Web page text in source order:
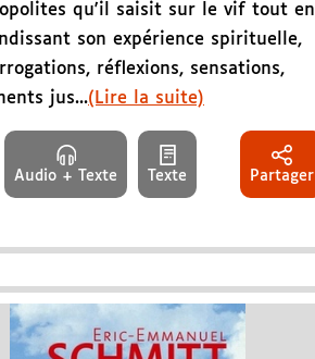
qu'il saisit sur le vif tout en
son expérience spirituelle,
réflexions, sensations,
jus...(Lire la suite)
Audio + Texte Texte Partager